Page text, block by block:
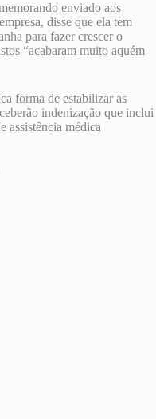
enviado aos
disse que ela tem
para fazer crescer o
“acabaram muito aquém
forma de estabilizar as
indenização que inclui
assistência médica